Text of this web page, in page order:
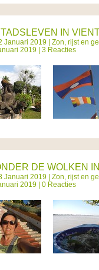
IN
Januari 2019 | Zon, rijst en
2019 | 3 Reacties
DE WOLKEN
Januari 2019 | Zon, rijst en
2019 | 0 Reacties